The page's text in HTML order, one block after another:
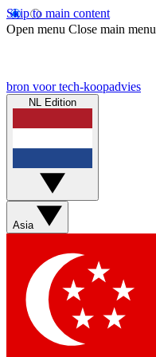
Skip to main content
Open menu Close main menu
bron voor tech-koopadvies
NL Edition
Asia